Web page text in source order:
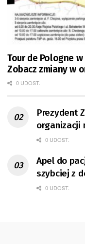
Tour de Pologne
Zobacz zmiany w
0 UDOST.
Prezydent
organizacji
0 UDOST.
Apel do
szybciej z
0 UDOST.